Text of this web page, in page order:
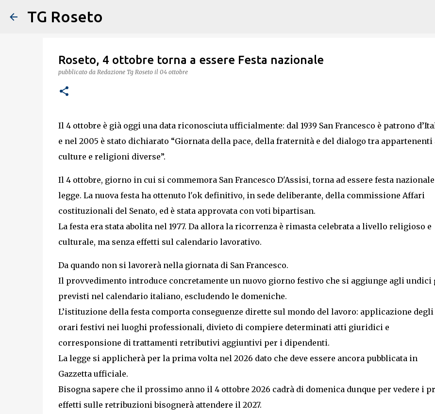
TG Roseto
Roseto, 4 ottobre torna a essere Festa nazionale
pubblicato da Redazione Tg Roseto il 04 ottobre
Il 4 ottobre è già oggi una data riconosciuta ufficialmente: dal 1939 San Francesco è patrono
e nel 2005 è stato dichiarato “Giornata della pace, della fraternità e del dialogo tra appartenenti
culture e religioni diverse”.
Il 4 ottobre, giorno in cui si commemora San Francesco D'Assisi, torna ad essere festa
legge. La nuova festa ha ottenuto l'ok definitivo, in sede deliberante, della commissione Affari
costituzionali del Senato, ed è stata approvata con voti bipartisan.
La festa era stata abolita nel 1977. Da allora la ricorrenza è rimasta celebrata a livello religioso e
culturale, ma senza effetti sul calendario lavorativo.
Da quando non si lavorerà nella giornata di San Francesco.
Il provvedimento introduce concretamente un nuovo giorno festivo che si aggiunge agli undici
previsti nel calendario italiano, escludendo le domeniche.
L’istituzione della festa comporta conseguenze dirette sul mondo del lavoro: applicazione degli
orari festivi nei luoghi professionali, divieto di compiere determinati atti giuridici e
corresponsione di trattamenti retributivi aggiuntivi per i dipendenti.
La legge si applicherà per la prima volta nel 2026 dato che deve essere ancora pubblicata in
Gazzetta ufficiale.
Bisogna sapere che il prossimo anno il 4 ottobre 2026 cadrà di domenica dunque per vedere i
effetti sulle retribuzioni bisognerà attendere il 2027.